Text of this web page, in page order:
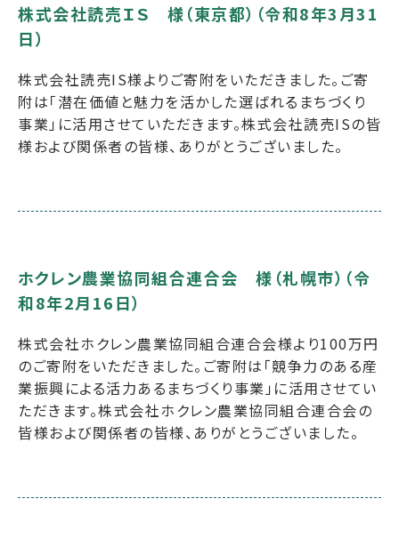
株式会社読売ＩＳ 様（東京都）（令和8年3月31
日）
株式会社読売IS様よりご寄附をいただきました。ご寄
附は「潜在価値と魅力を活かした選ばれるまちづくり
事業」に活用させていただきます。株式会社読売ISの皆
様および関係者の皆様、ありがとうございました。
ホクレン農業協同組合連合会 様（札幌市）（令
和8年2月16日）
株式会社ホクレン農業協同組合連合会様より100万円
のご寄附をいただきました。ご寄附は「競争力のある産
業振興による活力あるまちづくり事業」に活用させてい
ただきます。株式会社ホクレン農業協同組合連合会の
皆様および関係者の皆様、ありがとうございました。